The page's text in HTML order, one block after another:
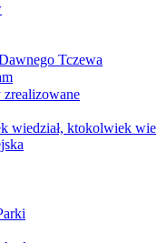
Tczewa
ktokolwiek wie